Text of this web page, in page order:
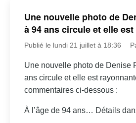
Une nouvelle photo de
à 94 ans circule et elle
Publié le lundi 21 juillet à 18:36
Une nouvelle photo de Denise
ans circule et elle est
commentaires ci-dessous :
À l’âge de 94 ans… Détails